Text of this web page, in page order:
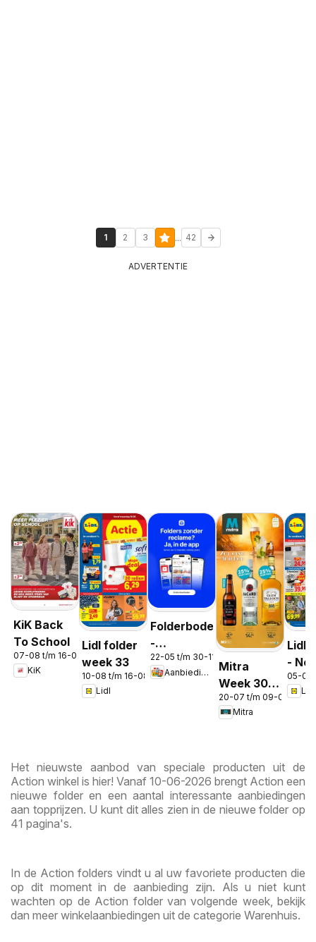
1 2 3 ... 42
ADVERTENTIE
KiK Back
To School
07-08 t/m 16-08-2026
KiK
Lidl folder
week 33
10-08 t/m 16-08-2026
Lidl
Folderbode
-
Aanbiedingen
in de app
22-05 t/m 30-11-2026
Aanbiedingen
Mitra
Week 30 &
31
20-07 t/m 09-08-2026
Mitra
Lidl
-
05-08
Lidl
Het nieuwste aanbod van speciale producten uit de
Action winkel is hier! Vanaf 10-06-2026 brengt Action een
nieuwe folder en een aantal interessante aanbiedingen
aan topprijzen. U kunt dit alles zien in de nieuwe folder op
41 pagina's.
In de Action folders vindt u al uw favoriete producten die
op dit moment in de aanbieding zijn. Als u niet kunt
wachten op de Action folder van volgende week, bekijk
dan meer winkelaanbiedingen uit de categorie Warenhuis.